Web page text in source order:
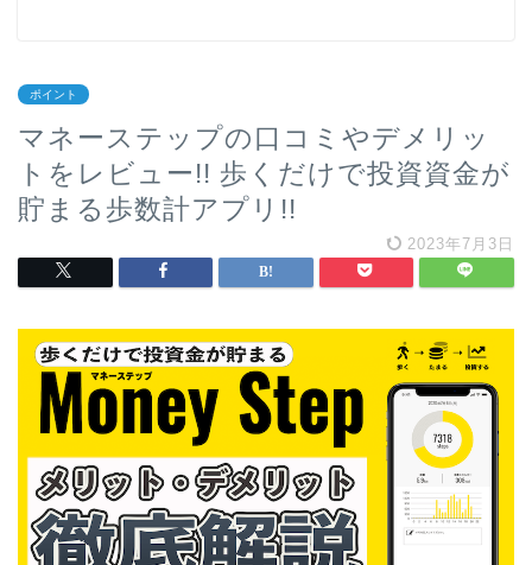
ポイント
マネーステップの口コミやデメリッ
トをレビュー!! 歩くだけで投資資金が
貯まる歩数計アプリ!!
2023年7月3日